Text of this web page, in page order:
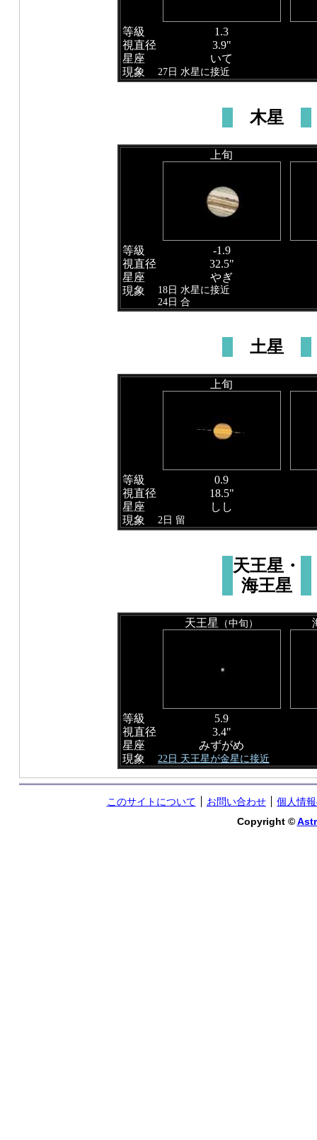
等級
1.3
視直径
3.9"
星座
いて
現象
27日 水星に接近
木星
上旬
等級
-1.9
視直径
32.5"
星座
やぎ
現象
18日 水星に接近
24日 合
土星
上旬
等級
0.9
視直径
18.5"
星座
しし
現象
2日 留
天王星・
海王星
天王星 （中旬）
等級
5.9
視直径
3.4"
星座
みずがめ
現象
22日 天王星が金星に接近
このサイトについて お問い合わせ
個人情
Copyright ©